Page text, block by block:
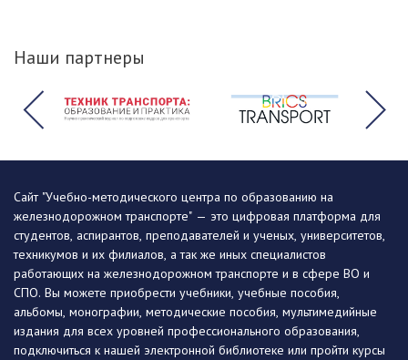
Наши партнеры
Сайт "Учебно-методического центра по образованию на
железнодорожном транспорте" — это цифровая платформа для
студентов, аспирантов, преподавателей и ученых, университетов,
техникумов и их филиалов, а так же иных специалистов
работающих на железнодорожном транспорте и в сфере ВО и
СПО. Вы можете приобрести учебники, учебные пособия,
альбомы, монографии, методические пособия, мультимедийные
издания для всех уровней профессионального образования,
подключиться к нашей электронной библиотеке или пройти курсы